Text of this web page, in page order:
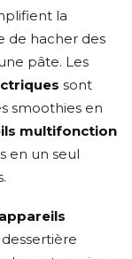
la
de hacher des
pâte. Les
sont
smoothies en
multifonction
en un seul
appareils